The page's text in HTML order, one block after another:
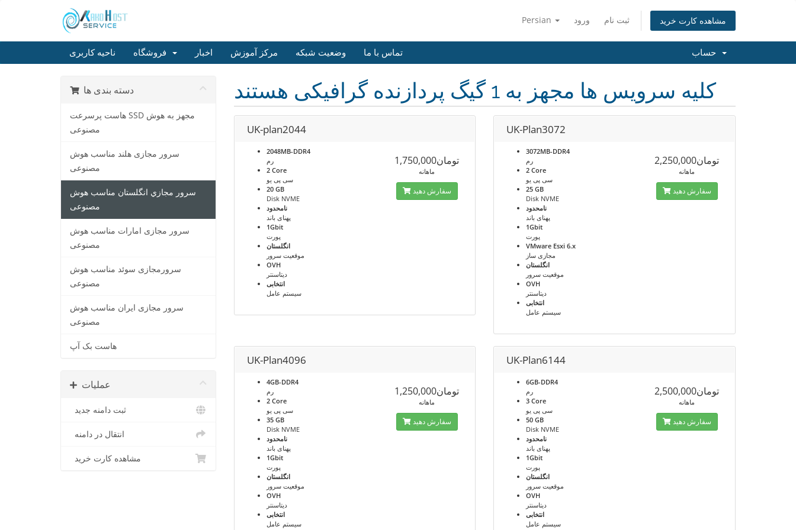
Persian ورود ثبت نام مشاهده کارت خرید
ناحیه کاربری اخبار مرکز آموزش وضعیت شبکه تماس با ما
دسته بندی ها
هاست پرسرعت SSD مجهز به هوش
مصنوعی
سرور مجازی هلند مناسب هوش
مصنوعی
سرور مجازي انگلستان مناسب هوش
مصنوعی
سرور مجازی امارات مناسب هوش
مصنوعی
سرورمجازی سوئد مناسب هوش
مصنوعی
سرور مجازی ایران مناسب هوش
مصنوعی
هاست بک آپ
عملیات
ثبت دامنه جدید
انتقال در دامنه
مشاهده کارت خرید
کلیه سرویس ها مجهز به 1 گیگ پردازنده گرافیکی هستند
UK-plan2044
2048MB-DDR4
رم
2 Core
سی پی یو
20 GB
Disk NVME
نامحدود
پهنای باند
1Gbit
پورت
انگلستان
موقعیت سرور
OVH
دیتاسنتر
انتخابی
سیستم عامل
تومان1,750,000
ماهانه
سفارش دهید
UK-Plan3072
3072MB-DDR4
رم
2 Core
سی پی یو
25 GB
Disk NVME
نامحدود
پهنای باند
1Gbit
پورت
VMware Esxi 6.x
مجازی ساز
انگلستان
موقعیت سرور
OVH
دیتاسنتر
انتخابی
سیستم عامل
تومان2,250,000
ماهانه
سفارش دهید
UK-Plan4096
4GB-DDR4
رم
2 Core
سی پی یو
35 GB
Disk NVME
نامحدود
پهنای باند
1Gbit
پورت
انگلستان
موقعیت سرور
OVH
دیتاسنتر
انتخابی
سیستم عامل
تومان1,250,000
ماهانه
سفارش دهید
UK-Plan6144
6GB-DDR4
رم
3 Core
سی پی یو
50 GB
Disk NVME
نامحدود
پهنای باند
1Gbit
پورت
انگلستان
موقعیت سرور
OVH
دیتاسنتر
انتخابی
سیستم عامل
تومان2,500,000
ماهانه
سفارش دهید